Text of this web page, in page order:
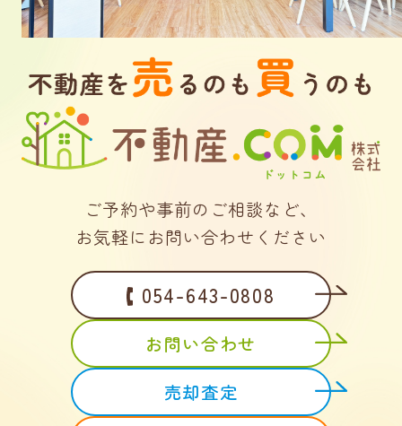
ご予約や事前のご相談など、
お気軽にお問い合わせください
054-643-0808
お問い合わせ
売却査定